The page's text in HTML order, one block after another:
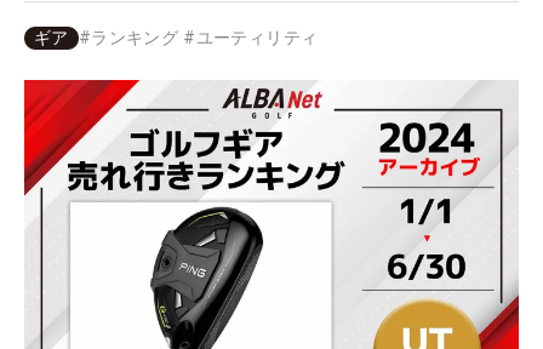
ギア #ランキング #ユーティリティ